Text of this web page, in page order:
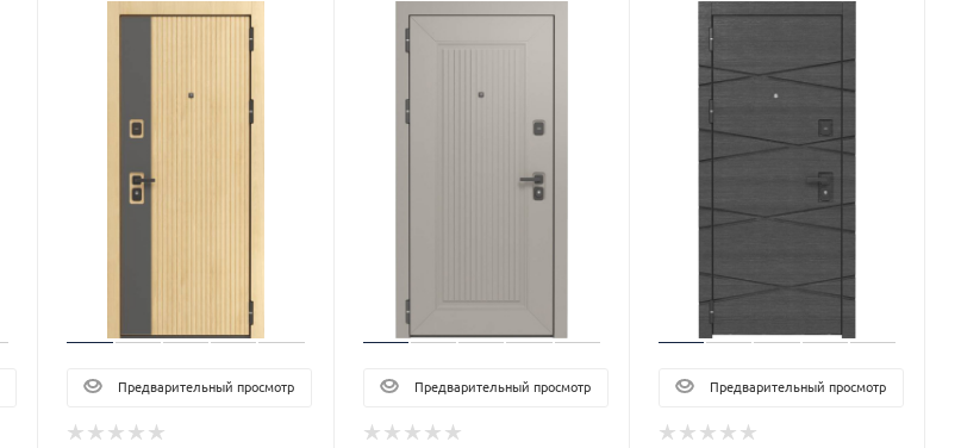
Предварительный просмотр Предварительный просмотр Предварительный просмотр